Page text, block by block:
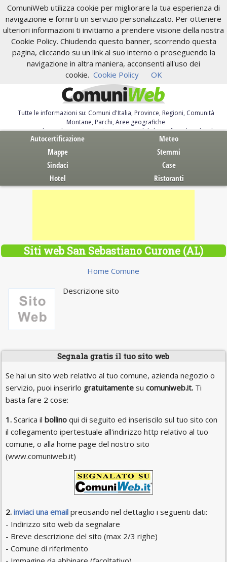
ComuniWeb utilizza cookie per migliorare la tua esperienza di
navigazione e fornirti un servizio personalizzato. Per ottenere
ulteriori informazioni ti invitiamo a prendere visione della nostra
Cookie Policy. Chiudendo questo banner, scorrendo questa
pagina, cliccando su un link al suo interno o proseguendo la
navigazione in altra maniera, acconsenti all'uso dei
cookie. Cookie Policy OK
Tutte le informazioni su: Comuni d'Italia, Province, Regioni, Comunità
Montane, Parchi, Aree geografiche
Servizi al Cittadino. Autocertificazione, moduli, leggi, free download
Autocertificazione
Meteo
Mappe
Stemmi
Sindaci
Case
Hotel
Ristoranti
Siti web San Sebastiano Curone (AL)
Home Comune
Descrizione sito
Segnala gratis il tuo sito web
Se hai un sito web relativo al tuo comune, azienda negozio o
servizio, puoi inserirlo gratuitamentesu comuniweb.it.Ti
basta fare 2 cose:
1.Scarica il bollinoqui di seguito ed inseriscilo sul tuo sito con
il collegamento ipertestuale all'indirizzo http relativo al tuo
comune, o alla home page del nostro sito
(www.comuniweb.it)
2. inviaci una emailprecisando nel dettaglio i seguenti dati:
- Indirizzo sito web da segnalare
- Breve descrizione del sito (max 2/3 righe)
- Comune di riferimento